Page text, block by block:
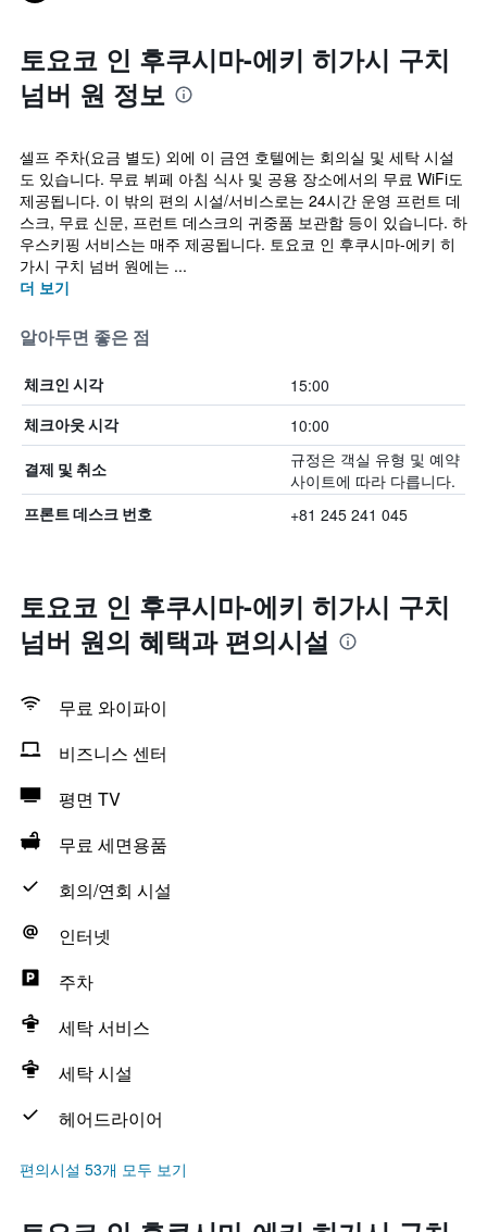
토요코 인 후쿠시마-에키 히가시 구치
넘버 원 정보
셀프 주차(요금 별도) 외에 이 금연 호텔에는 회의실 및 세탁 시설
도 있습니다. 무료 뷔페 아침 식사 및 공용 장소에서의 무료 WiFi도
제공됩니다. 이 밖의 편의 시설/서비스로는 24시간 운영 프런트 데
스크, 무료 신문, 프런트 데스크의 귀중품 보관함 등이 있습니다. 하
우스키핑 서비스는 매주 제공됩니다. 토요코 인 후쿠시마-에키 히
가시 구치 넘버 원에는 ...
더 보기
알아두면 좋은 점
체크인 시각 15:00
체크아웃 시각 10:00
결제 및 취소
규정은 객실 유형 및 예약
사이트에 따라 다릅니다.
프론트 데스크 번호 +81 245 241 045
토요코 인 후쿠시마-에키 히가시 구치
넘버 원의 혜택​과 편의시설
무료 와이파이
비즈니스 센터
평면 TV
무료 세면용품
회의/연회 시설
인터넷
주차
세탁 서비스
세탁 시설
헤어드라이어
편의시설 53개 모두 보기